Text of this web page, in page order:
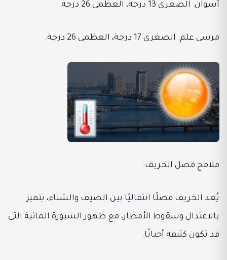
أسوان: الصغرى 13 درجة، العظمى 26 درجة.
مرسى علم: الصغرى 17 درجة، العظمى 26 درجة.
ملامح فصل الخريف:
يُعد الخريف فصلًا انتقاليًا بين الصيف والشتاء، يتميز
بالاعتدال وسقوط الأمطار، مع ظهور الشبورة المائية التي
قد تكون كثيفة أحيانًا.